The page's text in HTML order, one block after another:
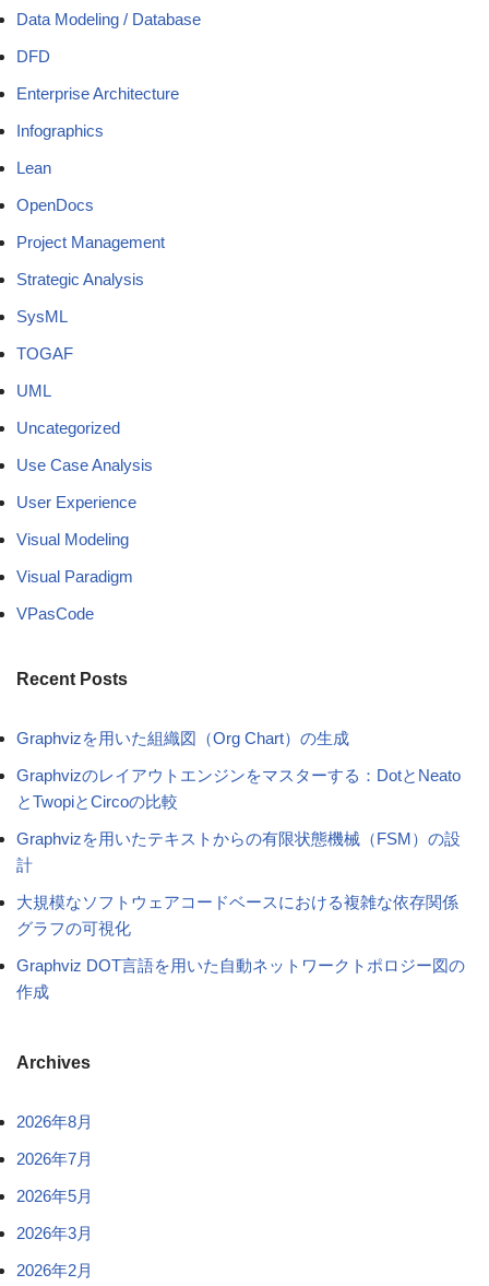
Data Modeling / Database
DFD
Enterprise Architecture
Infographics
Lean
OpenDocs
Project Management
Strategic Analysis
SysML
TOGAF
UML
Uncategorized
Use Case Analysis
User Experience
Visual Modeling
Visual Paradigm
VPasCode
Recent Posts
Graphvizを用いた組織図（Org Chart）の生成
Graphvizのレイアウトエンジンをマスターする：DotとNeato
とTwopiとCircoの比較
Graphvizを用いたテキストからの有限状態機械（FSM）の設
計
大規模なソフトウェアコードベースにおける複雑な依存関係
グラフの可視化
Graphviz DOT言語を用いた自動ネットワークトポロジー図の
作成
Archives
2026年8月
2026年7月
2026年5月
2026年3月
2026年2月